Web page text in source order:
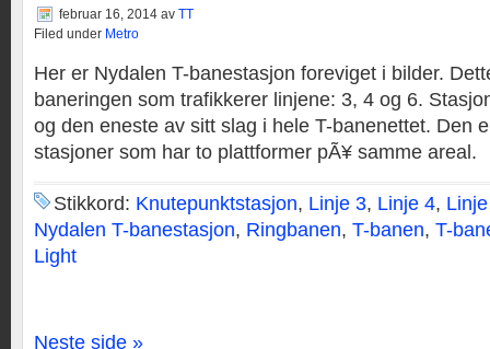
februar 16, 2014 av TT
Filed under Metro
Her er Nydalen T-banestasjon foreviget i bilder.
baneringen som trafikkerer linjene: 3, 4 og 6.
og den eneste av sitt slag i hele T-banenettet. Den
stasjoner som har to plattformer pÃ¥ samme areal.
Stikkord: Knutepunktstasjon, Linje 3, Linje 4,
Nydalen T-banestasjon, Ringbanen, T-banen, T-
Light
Neste side »